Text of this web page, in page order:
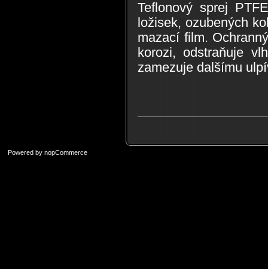
Teflonový sprej
ložisek, ozubených
mazací film.
korozi, odstraňuje
zamezuje dalšímu
Powered by nopCommerce